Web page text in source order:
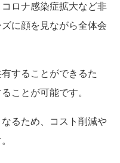
ロナ感染症拡大など非
に顔を見ながら全体会
することができるた
ことが可能です。
るため、コスト削減や